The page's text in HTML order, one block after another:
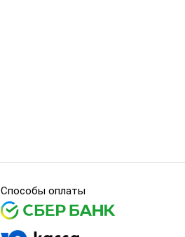
Способы оплаты